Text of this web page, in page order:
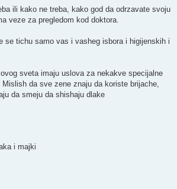
ili kako ne treba, kako god da odrzavate svoju
veze za pregledom kod doktora.
se tichu samo vas i vasheg isbora i higijenskih i
sveta imaju uslova za nekakve specijalne
Mislish da sve zene znaju da koriste brijache,
da smeju da shishaju dlake
i majki